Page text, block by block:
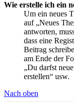
Wie erstelle ich ein
Um ein neues
auf „Neues
antworten,
dass eine
Beitrag
am Ende der
„Du darfst
erstellen“ usw.
Nach oben